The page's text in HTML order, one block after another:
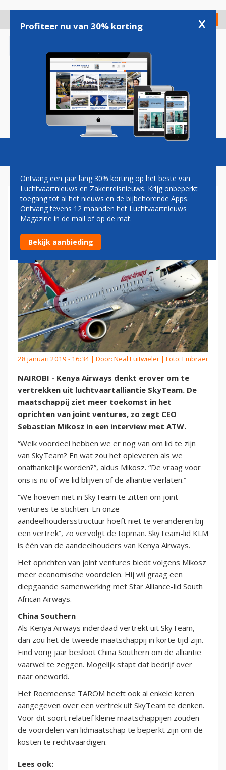
gaan
Check in
Magazine Podcasts Vacatures
OOK KENYA AIRWAYS DENKT
AAN VERTREK UIT SKYTEAM
28 januari 2019 - 16:34 | Door: Neal Luitwieler | Foto: Embraer
NAIROBI - Kenya Airways denkt erover om te
vertrekken uit luchtvaartalliantie SkyTeam. De
maatschappij ziet meer toekomst in het
oprichten van joint ventures, zo zegt CEO
Sebastian Mikosz in een interview met ATW.
“Welk voordeel hebben we er nog van om lid te zijn
van SkyTeam? En wat zou het opleveren als we
onafhankelijk worden?”, aldus Mikosz. “De vraag voor
ons is nu of we lid blijven of de alliantie verlaten.”
“We hoeven niet in SkyTeam te zitten om joint
ventures te stichten. En onze
aandeelhoudersstructuur hoeft niet te veranderen bij
een vertrek”, zo vervolgt de topman. SkyTeam-lid KLM
is één van de aandeelhouders van Kenya Airways.
Het oprichten van joint ventures biedt volgens Mikosz
meer economische voordelen. Hij wil graag een
diepgaande samenwerking met Star Alliance-lid South
African Airways.
China Southern
Als Kenya Airways inderdaad vertrekt uit SkyTeam,
dan zou het de tweede maatschappij in korte tijd zijn.
Eind vorig jaar besloot China Southern om de alliantie
vaarwel te zeggen. Mogelijk stapt dat bedrijf over
naar oneworld.
Het Roemeense TAROM heeft ook al enkele keren
aangegeven over een vertrek uit SkyTeam te denken.
Voor dit soort relatief kleine maatschappijen zouden
de voordelen van lidmaatschap te beperkt zijn om de
kosten te rechtvaardigen.
Lees ook:
Profiteer nu van 30% korting x
Ontvang een jaar lang 30% korting op het beste van
Luchtvaartnieuws en Zakenreisnieuws. Krijg onbeperkt
toegang tot al het nieuws en de bijbehorende Apps.
Ontvang tevens 12 maanden het Luchtvaartnieuws
Magazine in de mail of op de mat.
Bekijk aanbieding